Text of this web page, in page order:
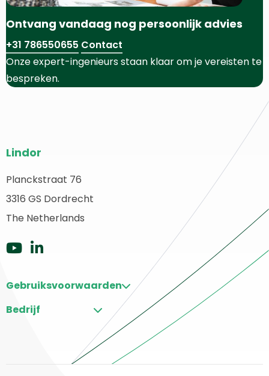
Ontvang vandaag nog persoonlijk advies
+31 786550655 Contact
Onze expert-ingenieurs staan klaar om je vereisten te
bespreken.
footer
Lindor
Planckstraat 76
3316 GS Dordrecht
The Netherlands
Ga
Youtube
Ga
LinkedIn
Gebruiksvoorwaarden
Bedrijf